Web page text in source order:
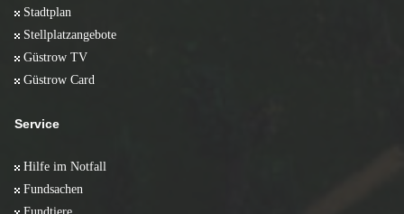
Stadtplan
Stellplatzangebote
Güstrow TV
Güstrow Card
Service
Hilfe im Notfall
Fundsachen